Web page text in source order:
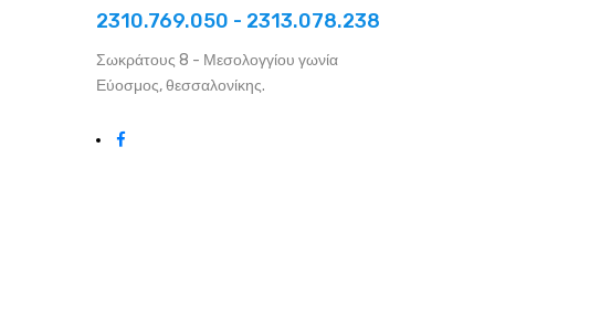
2310.769.050 - 2313.078.238
Σωκράτους 8 - Μεσολογγίου γωνία
Εύοσμος, θεσσαλονίκης.